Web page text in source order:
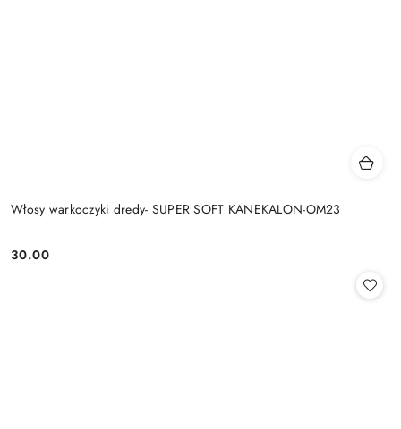
Włosy warkoczyki dredy- SUPER SOFT KANEKALON-OM23
Cena:
30.00